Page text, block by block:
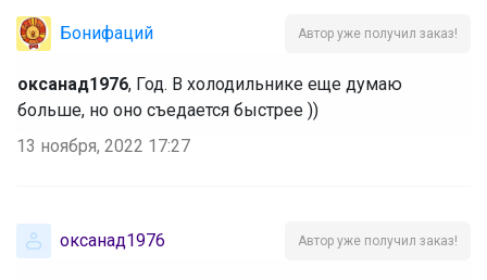
Бонифаций Автор уже получил заказ!
оксанад1976, Год. В холодильнике еще думаю
больше, но оно съедается быстрее ))
13 ноября, 2022 17:27
оксанад1976 Автор уже получил заказ!